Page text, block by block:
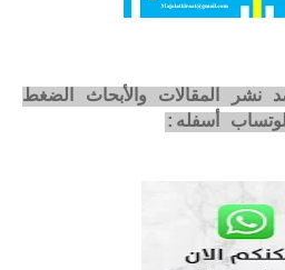
نشر المقالات والأبحاث الضغط
أسفله: